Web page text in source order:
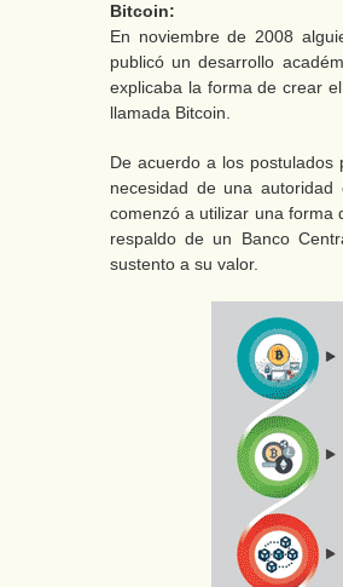
Bitcoin:
En noviembre de 2008
publicó un desarrollo
explicaba la forma de crear
llamada Bitcoin.
De acuerdo a los
necesidad de una
comenzó a utilizar una forma
respaldo de un Banco
sustento a su valor.